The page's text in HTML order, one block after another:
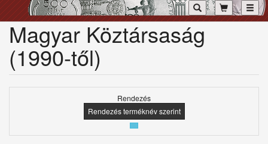
Magyar Köztársaság
(1990-től)
Rendezés
Rendezés terméknév szerint